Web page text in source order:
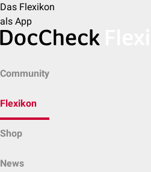
Das Flexikon
als App
Community
Flexikon
Shop
News